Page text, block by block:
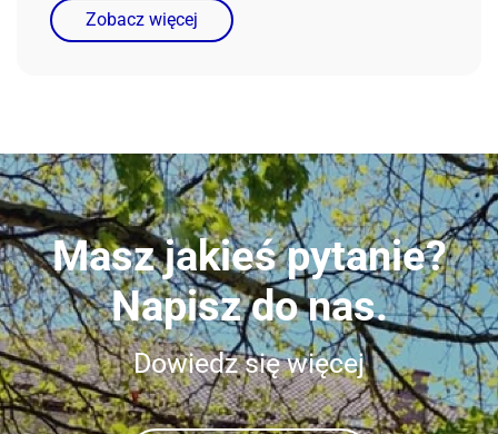
Zobacz więcej
Masz jakieś pytanie?
Napisz do nas.
Dowiedz się więcej